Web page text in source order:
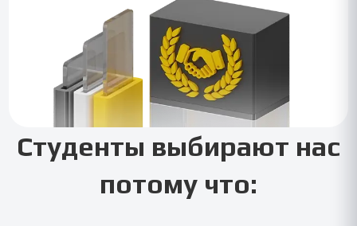
Студенты выбирают нас
потому что: